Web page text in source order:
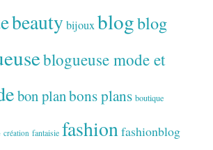
beauty bijoux blogblog
blogueuse mode et
bon planbons plans boutique
création fantaisie fashionfashionblog